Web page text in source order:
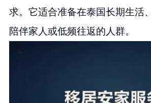
求。它适合准备在泰国长期生活
陪伴家人或低频往返的人群。